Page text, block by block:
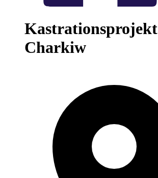
Kastrationsprojekt
Charkiw